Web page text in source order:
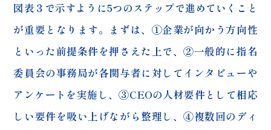
図表３で示すように5つのステップで進めていくこと
が重要となります。まずは、①企業が向かう方向性
といった前提条件を押さえた上で、②一般的に指名
委員会の事務局が各関与者に対してインタビューや
アンケートを実施し、③CEOの人材要件として相応
しい要件を吸い上げながら整理し、④複数回のディ